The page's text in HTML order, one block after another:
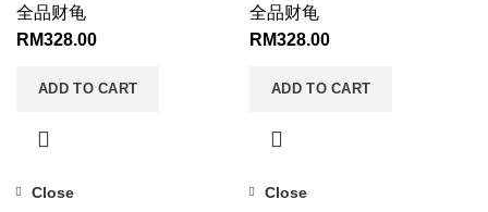
全品财龟
RM328.00
ADD TO CART
全品财龟
RM328.00
ADD TO CART
Close Close